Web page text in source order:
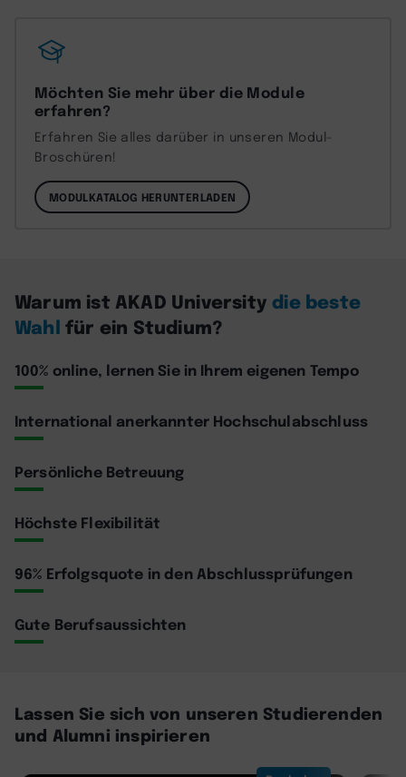
Möchten Sie mehr über die Module
erfahren?
Erfahren Sie alles darüber in unseren Modul-
Broschüren!
MODULKATALOG HERUNTERLADEN
Warum ist AKAD Universitydie beste
Wahl für ein Studium?
100% online, lernen Sie in Ihrem eigenen Tempo
International anerkannter Hochschulabschluss
Persönliche Betreuung
Höchste Flexibilität
96% Erfolgsquote in den Abschlussprüfungen
Gute Berufsaussichten
Lassen Sie sich von unseren Studierenden
und Alumni inspirieren